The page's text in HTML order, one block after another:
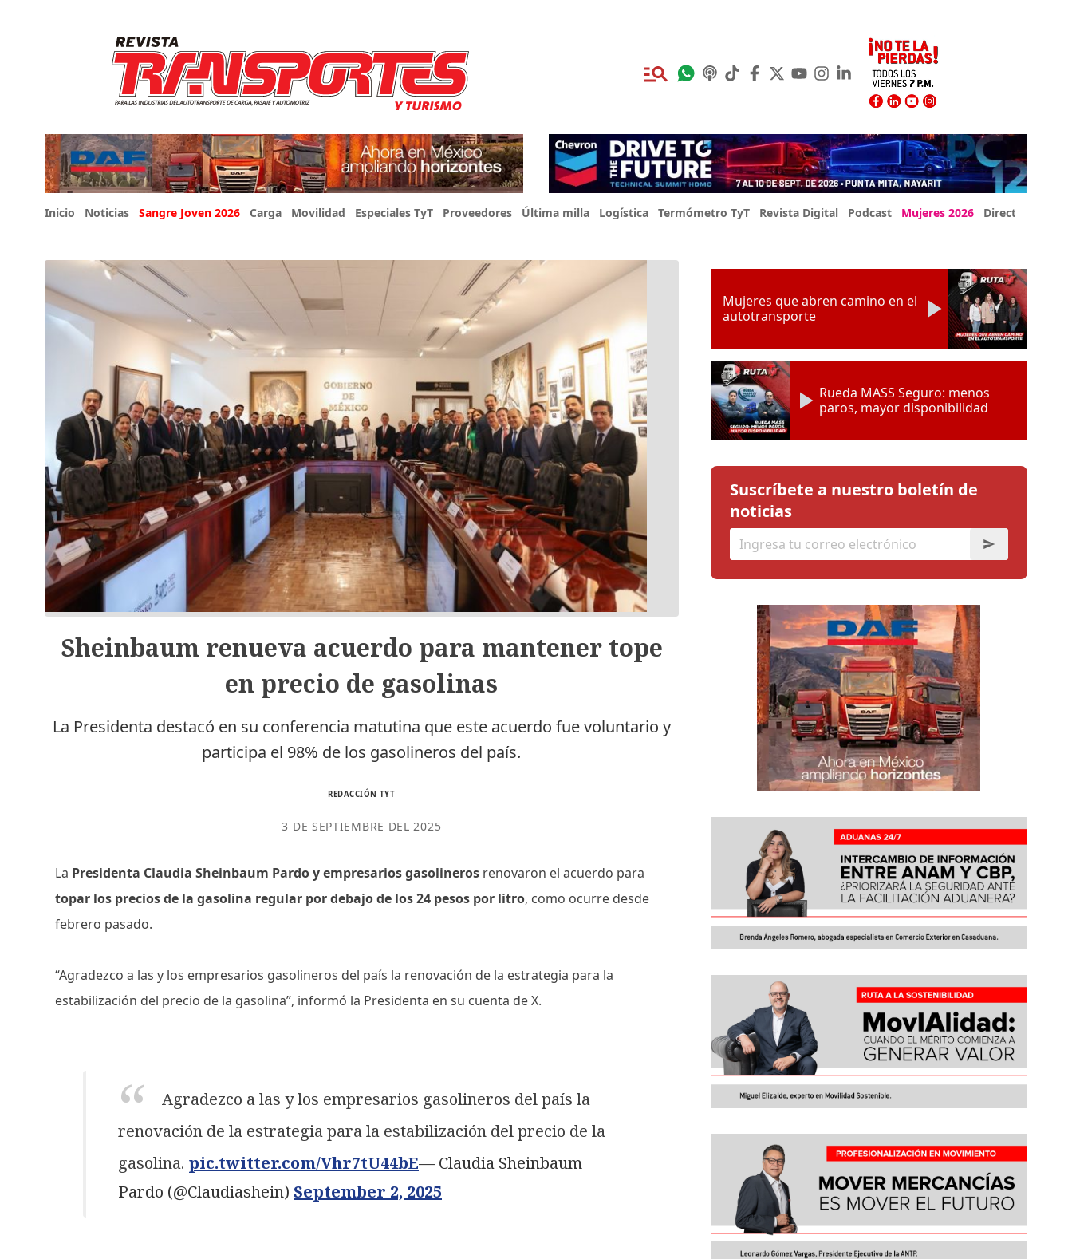
Inicio Noticias Sangre Joven 2026 Carga Movilidad Especiales TyT Proveedores Última milla Logística Termómetro TyT Revista Digital Podcast Mujeres 2026 Directorio Expo
Sheinbaum renueva acuerdo para mantener tope
en precio de gasolinas
La Presidenta destacó en su conferencia matutina que este acuerdo fue voluntario y
participa el 98% de los gasolineros del país.
REDACCIÓN TYT
3 DE SEPTIEMBRE DEL 2025
La Presidenta Claudia Sheinbaum Pardo y empresarios gasolineros renovaron el acuerdo para
topar los precios de la gasolina regular por debajo de los 24 pesos por litro, como ocurre desde
febrero pasado.
“Agradezco a las y los empresarios gasolineros del país la renovación de la estrategia para la
estabilización del precio de la gasolina”, informó la Presidenta en su cuenta de X.
Agradezco a las y los empresarios gasolineros del país la
renovación de la estrategia para la estabilización del precio de la
gasolina. pic.twitter.com/Vhr7tU44bE— Claudia Sheinbaum
Pardo (@Claudiashein) September 2, 2025
Mujeres que abren camino en el
autotransporte
Rueda MASS Seguro: menos
paros, mayor disponibilidad
Suscríbete a nuestro boletín de
noticias